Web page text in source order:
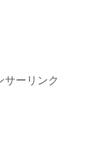
サーリンク